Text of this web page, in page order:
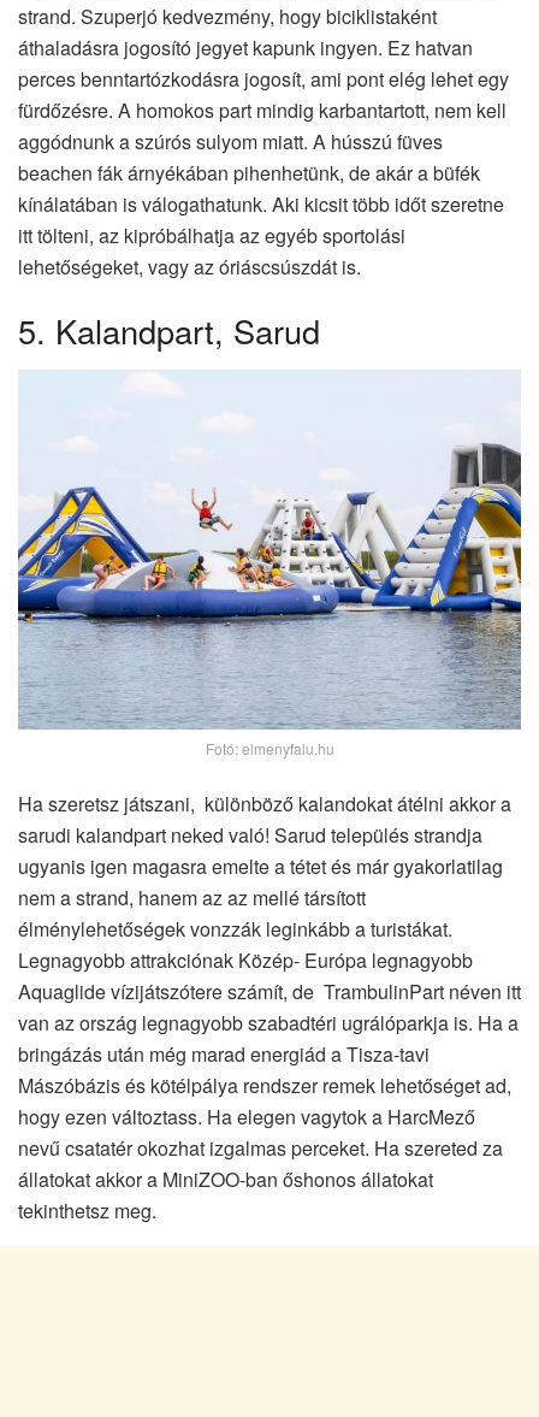
strand. Szuperjó kedvezmény, hogy biciklistaként
áthaladásra jogosító jegyet kapunk ingyen. Ez hatvan
perces benntartózkodásra jogosít, ami pont elég lehet egy
fürdőzésre. A homokos part mindig karbantartott, nem kell
aggódnunk a szúrós sulyom miatt. A hússzú füves
beachen fák árnyékában pihenhetünk, de akár a büfék
kínálatában is válogathatunk. Aki kicsit több időt szeretne
itt tölteni, az kipróbálhatja az egyéb sportolási
lehetőségeket, vagy az óriáscsúszdát is.
5. Kalandpart, Sarud
Fotó: elmenyfalu.hu
Ha szeretsz játszani, különböző kalandokat átélni akkor a
sarudi kalandpart neked való! Sarud település strandja
ugyanis igen magasra emelte a tétet és már gyakorlatilag
nem a strand, hanem az az mellé társított
élménylehetőségek vonzzák leginkább a turistákat.
Legnagyobb attrakciónak Közép- Európa legnagyobb
Aquaglide vízijátszótere számít, de TrambulinPart néven itt
van az ország legnagyobb szabadtéri ugrálóparkja is. Ha a
bringázás után még marad energiád a Tisza-tavi
Mászóbázis és kötélpálya rendszer remek lehetőséget ad,
hogy ezen változtass. Ha elegen vagytok a HarcMező
nevű csatatér okozhat izgalmas perceket. Ha szereted za
állatokat akkor a MiniZOO-ban őshonos állatokat
tekinthetsz meg.